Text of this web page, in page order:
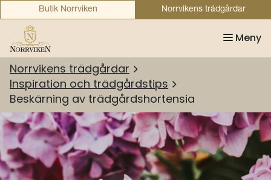
Butik Norrviken Norrvikens trädgårdar
Meny
Norrvikens trädgårdar
Inspiration och trädgårdstips
Beskärning av trädgårdshortensia